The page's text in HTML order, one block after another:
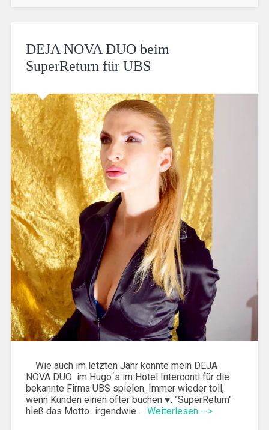
DEJA NOVA DUO beim
SuperReturn für UBS
Wie auch im letzten Jahr konnte mein DEJA
NOVA DUO im Hugo´s im Hotel Interconti für die
bekannte Firma UBS spielen. Immer wieder toll,
wenn Kunden einen öfter buchen ♥. "SuperReturn"
hieß das Motto...irgendwie … Weiterlesen -->